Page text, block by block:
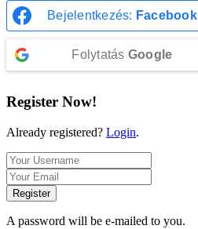
Bejelentkezés: Facebook
Folytatás Google
Register Now!
Already registered? Login.
Register
A password will be e-mailed to you.